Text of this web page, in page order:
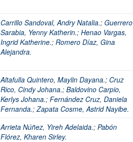
Carrillo Sandoval, Andry Natalia.; Guerrero
Sarabia, Yenny Katherin.; Henao Vargas,
Ingrid Katherine.; Romero Díaz, Gina
Alejandra.
Altafulla Quintero, Maylin Dayana.; Cruz
Rico, Cindy Johana.; Baldovino Carpio,
Kerlys Johana.; Fernández Cruz, Daniela
Fernanda.;Zapata Cosme, Astrid Nayibe.
Arrieta Núñez, Yireh Adelaida.; Pabón
Flórez, Kharen Sirley.